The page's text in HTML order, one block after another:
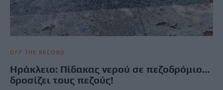
OFF THE RECORD
Ηράκλειο: Πίδακας νερού σε πεζοδρόμιο…
δροσίζει τους πεζούς!